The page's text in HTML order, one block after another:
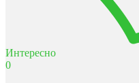
Интересно
0